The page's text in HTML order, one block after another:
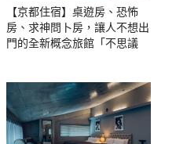
【京都住宿】桌遊房、恐怖
房、求神問卜房，讓人不想出
門的全新概念旅館「不思議な